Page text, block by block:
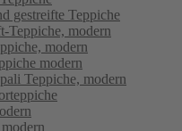
gestreifte Teppiche
Teppiche, modern
modern
modern
Teppiche, modern